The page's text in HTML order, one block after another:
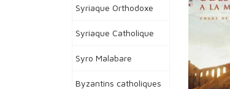
Syriaque Orthodoxe
Syriaque Catholique
Syro Malabare
Byzantins catholiques